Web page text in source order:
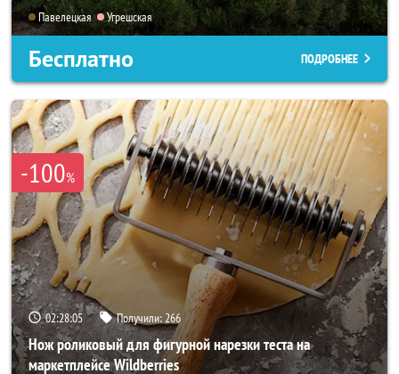
Павелецкая Угрешская
Бесплатно ПОДРОБНЕЕ
-100%
02:28:04 Получили:266
Нож роликовый для фигурной нарезки теста на
маркетплейсе Wildberries